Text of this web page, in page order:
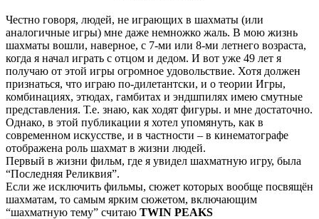
Честно говоря, людей, не играющих в шахматы (или
аналогичные игры) мне даже немножко жаль. В мою жизнь
шахматы вошли, наверное, с 7-ми или 8-ми летнего возраста,
когда я начал играть с отцом и дедом. И вот уже 49 лет я
получаю от этой игры огромное удовольствие. Хотя должен
признаться, что играю по-дилетантски, и о теории Игры,
комбинациях, этюдах, гамбитах и эндшпилях имею смутные
представления. Т.е. знаю, как ходят фигуры. и мне достаточно.
Однако, в этой публикации я хотел упомянуть, как в
современном искусстве, и в частности – в кинематографе
отображена роль шахмат в жизни людей.
Первый в жизни фильм, где я увидел шахматную игру, была
“Последняя Реликвия”.
Если же исключить фильмы, сюжет которых вообще посвящён
шахматам, то самым ярким сюжетом, включающим
“шахматную тему” считаю TWIN PEAKS